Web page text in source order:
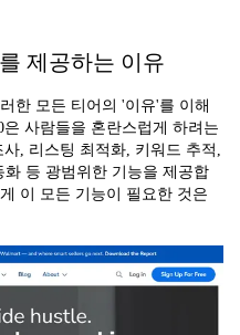
제공하는 이유
한 모든 티어의 '이유'를 이해
사람들을 혼란스럽게 하려는
, 리스팅 최적화, 키워드 추적,
화 등 광범위한 기능을 제공합
이 모든 기능이 필요한 것은